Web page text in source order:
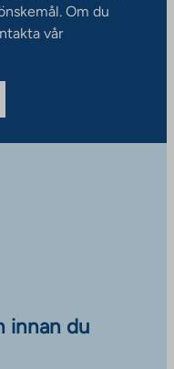
Om du
vår
innan du